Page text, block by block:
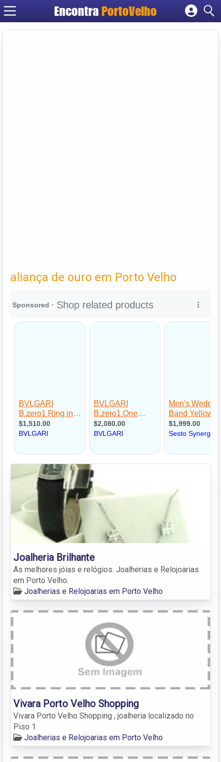
EncontraPortoVelho
Cadastrar empresa
aliança de ouro em Porto Velho
Joalheria Brilhante
As melhores jóias e relógios. Joalherias e Relojoarias
em Porto Velho.
Joalherias e Relojoarias em Porto Velho
Vivara Porto Velho Shopping
Vivara Porto Velho Shopping , joalheria localizado no
Piso 1
Joalherias e Relojoarias em Porto Velho